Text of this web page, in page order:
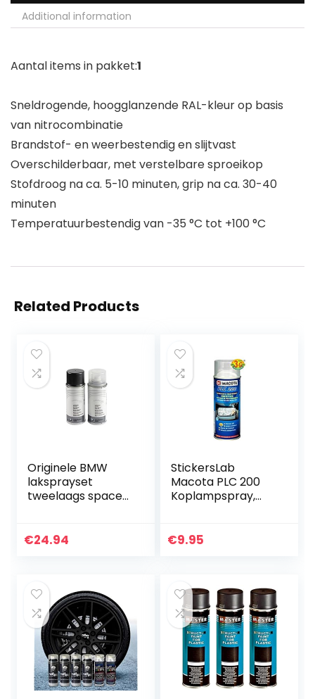
Additional information
Aantal items in pakket:1
Sneldrogende, hoogglanzende RAL-kleur op basis
van nitrocombinatie
Brandstof- en weerbestendig en slijtvast
Overschilderbaar, met verstelbare sproeikop
Stofdroog na ca. 5-10 minuten, grip na ca. 30-40
minuten
Temperatuurbestendig van -35 °C tot +100 °C
Related Products
Originele BMW
laksprayset
tweelaags space-
€24.94
StickersLab
Macota PLC 200
Koplampspray,
€9.95